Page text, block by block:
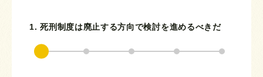
1. 死刑制度は廃止する方向で検討を進めるべきだ